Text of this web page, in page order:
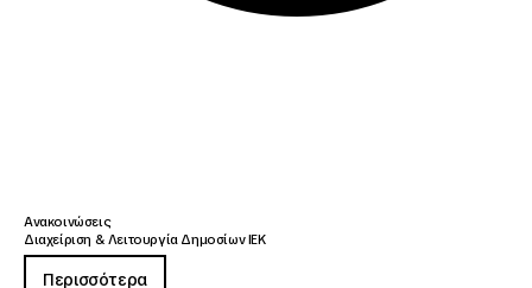
Ανακοινώσεις
Διαχείριση & Λειτουργία Δημοσίων ΙΕΚ
Περισσότερα